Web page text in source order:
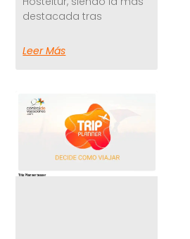
destacada tras
Leer Más